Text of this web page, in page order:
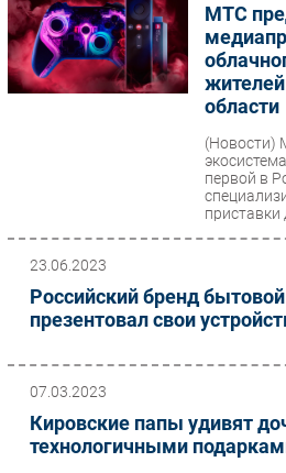
МТС
области
(Новости)
первой в
приставки
23.06.2023
Российский бренд бытовой
презентовал свои
07.03.2023
Кировские папы удивят
технологичными